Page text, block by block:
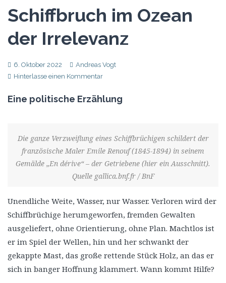
Schiffbruch im Ozean
der Irrelevanz
6. Oktober 2022
Andreas Vogt
Hinterlasse einen Kommentar
Eine politische Erzählung
Die ganze Verzweiflung eines Schiffbrüchigen schildert der
französische Maler Emile Renouf (1845-1894) in seinem
Gemälde „En dérive“ – der Getriebene (hier ein Ausschnitt).
Quelle gallica.bnf.fr / BnF
Unendliche Weite, Wasser, nur Wasser. Verloren wird der
Schiffbrüchige herumgeworfen, fremden Gewalten
ausgeliefert, ohne Orientierung, ohne Plan. Machtlos ist
er im Spiel der Wellen, hin und her schwankt der
gekappte Mast, das große rettende Stück Holz, an das er
sich in banger Hoffnung klammert. Wann kommt Hilfe?